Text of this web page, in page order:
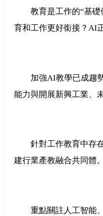
教育是工作的“基礎
育和工作更好銜接？AI
加強AI教學已成趨勢
能力與開展新興工業、
針對工作教育中存在
建行業產教融合共同體。
重點關註人工智能、